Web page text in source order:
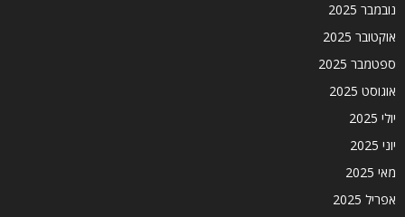
נובמבר 2025
אוקטובר 2025
ספטמבר 2025
אוגוסט 2025
יולי 2025
יוני 2025
מאי 2025
אפריל 2025